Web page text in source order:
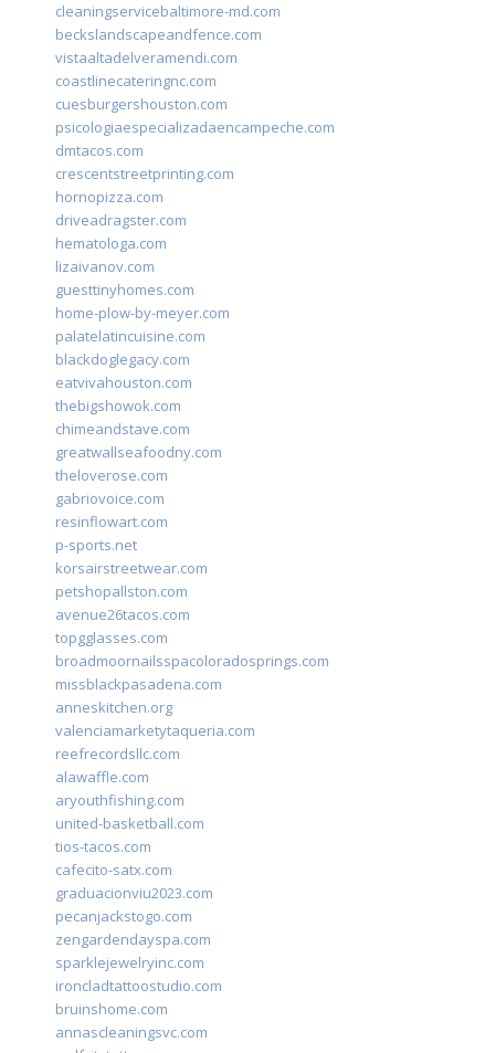
cleaningservicebaltimore-md.com
beckslandscapeandfence.com
vistaaltadelveramendi.com
coastlinecateringnc.com
cuesburgershouston.com
psicologiaespecializadaencampeche.com
dmtacos.com
crescentstreetprinting.com
hornopizza.com
driveadragster.com
hematologa.com
lizaivanov.com
guesttinyhomes.com
home-plow-by-meyer.com
palatelatincuisine.com
blackdoglegacy.com
eatvivahouston.com
thebigshowok.com
chimeandstave.com
greatwallseafoodny.com
theloverose.com
gabriovoice.com
resinflowart.com
p-sports.net
korsairstreetwear.com
petshopallston.com
avenue26tacos.com
topgglasses.com
broadmoornailsspacoloradosprings.com
missblackpasadena.com
anneskitchen.org
valenciamarketytaqueria.com
reefrecordsllc.com
alawaffle.com
aryouthfishing.com
united-basketball.com
tios-tacos.com
cafecito-satx.com
graduacionviu2023.com
pecanjackstogo.com
zengardendayspa.com
sparklejewelryinc.com
ironcladtattoostudio.com
bruinshome.com
annascleaningsvc.com